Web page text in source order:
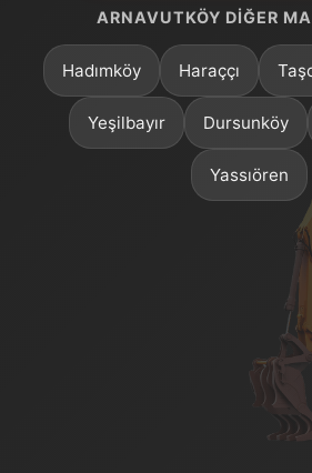
ARNAVUTKÖY DIĞER
Hadımköy Haraççı
Yeşilbayır Dursunköy
Yassıören